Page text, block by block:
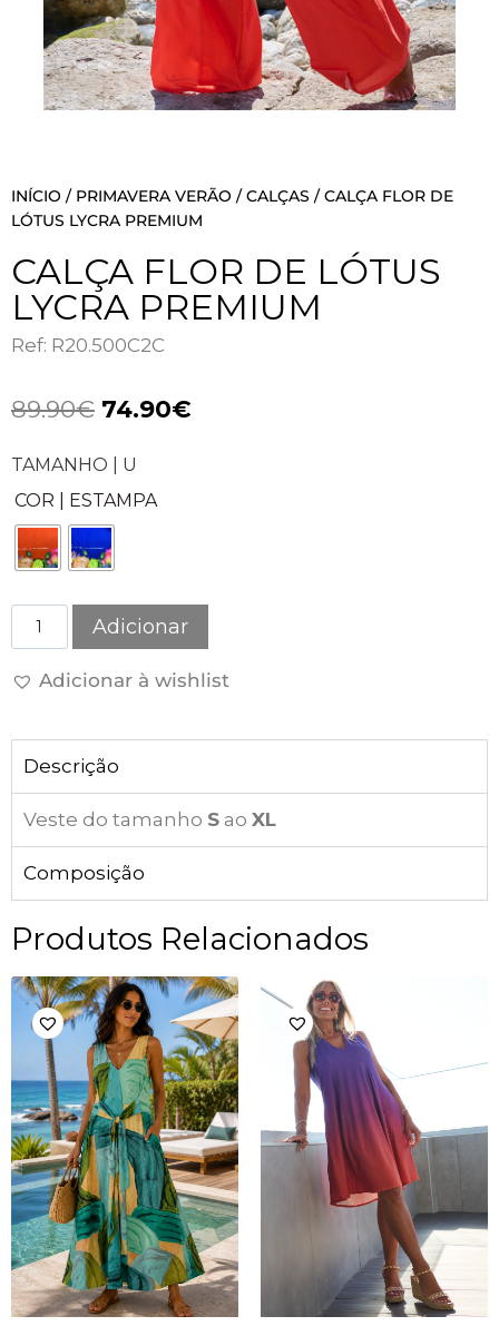
INÍCIO / PRIMAVERA VERÃO /CALÇAS / CALÇA FLOR DE
LÓTUS LYCRA PREMIUM
CALÇA FLOR DE LÓTUS
LYCRA PREMIUM
Ref: R20.500C2C
89.90€ 74.90€
TAMANHO | U
COR | ESTAMPA
Adicionar
Adicionar à wishlist
Descrição
Veste do tamanho S ao XL
Composição
Produtos Relacionados